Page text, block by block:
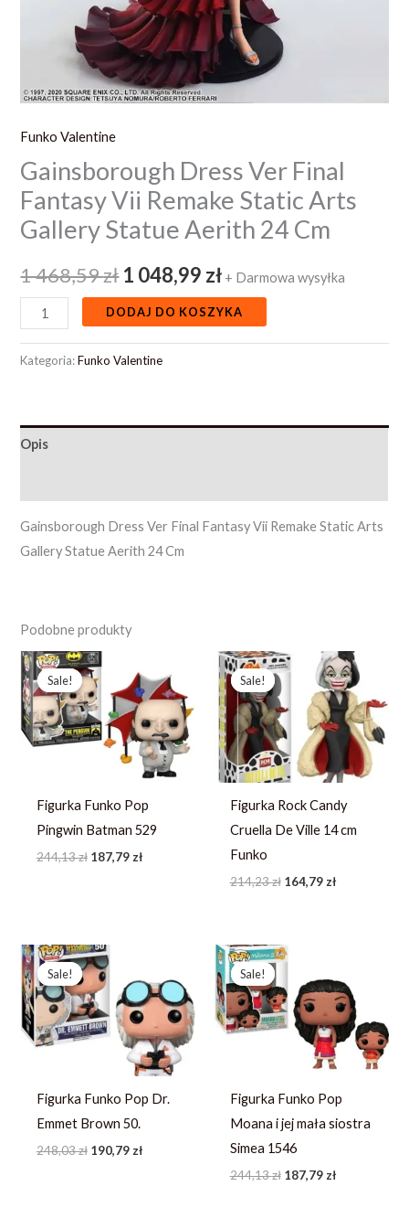
Funko Valentine
Gainsborough Dress Ver Final
Fantasy Vii Remake Static Arts
Gallery Statue Aerith 24 Cm
1 468,59zł 1 048,99 zł + Darmowa wysyłka
Cm
DODAJ DO KOSZYKA
Kategoria:Funko Valentine
Opis
Gainsborough Dress Ver Final Fantasy Vii Remake Static Arts
Gallery Statue Aerith 24 Cm
Podobne produkty
Sale!
Sale!
Figurka Funko Pop
Pingwin Batman 529
244,13zł
Pierwotna
cena
wynosiła:
244,13 zł.
187,79 zł
cena
wynosi:
187,79 zł.
Sale!
Sale!
Figurka Rock Candy
Cruella De Ville 14 cm
Funko
214,23zł
Pierwotna
cena
wynosiła:
214,23 zł.
164,79 zł
Aktualna
cena
wynosi:
164,79 zł.
Sale!
Sale!
Figurka Funko Pop Dr.
Emmet Brown 50.
248,03zł
Pierwotna
cena
wynosiła:
248,03 zł.
190,79 zł
wynosi:
190,79 zł.
Sale!
Sale!
Figurka Funko Pop
Moana i jej mała siostra
Simea 1546
244,13zł
Pierwotna
cena
wynosiła:
244,13 zł.
187,79 zł
wynosi:
187,79 zł.